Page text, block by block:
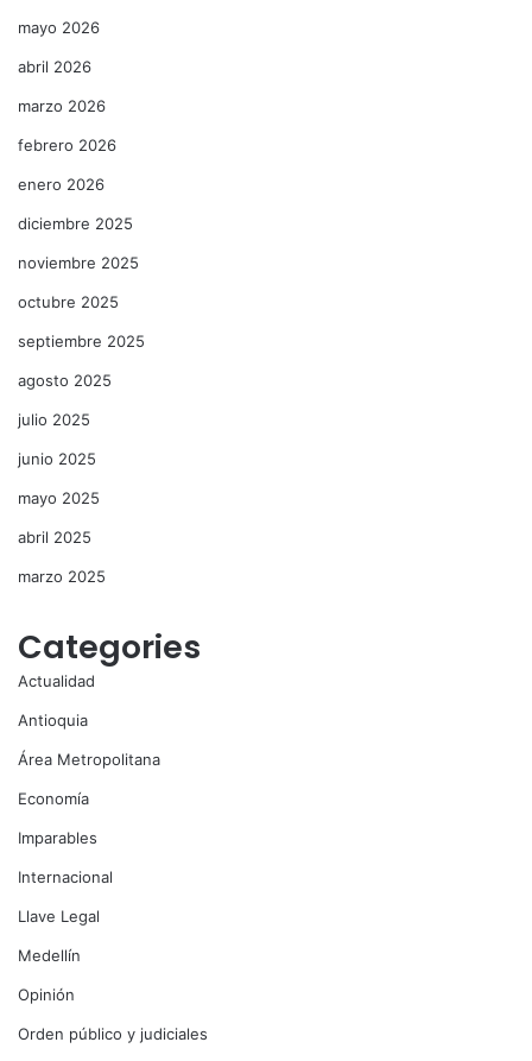
mayo 2026
abril 2026
marzo 2026
febrero 2026
enero 2026
diciembre 2025
noviembre 2025
octubre 2025
septiembre 2025
agosto 2025
julio 2025
junio 2025
mayo 2025
abril 2025
marzo 2025
Categories
Actualidad
Antioquia
Área Metropolitana
Economía
Imparables
Internacional
Llave Legal
Medellín
Opinión
Orden público y judiciales